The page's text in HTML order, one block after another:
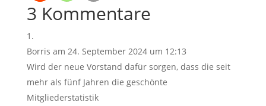
3 Kommentare
Borris am 24. September 2024 um 12:13
Wird der neue Vorstand dafür sorgen, dass die seit
mehr als fünf Jahren die geschönte
Mitgliederstatistik